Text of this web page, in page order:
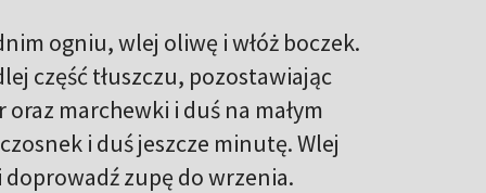
ogniu, wlej oliwę i włóż boczek.
część tłuszczu, pozostawiając
marchewki i duś na małym
i duś jeszcze minutę. Wlej
zupę do wrzenia.